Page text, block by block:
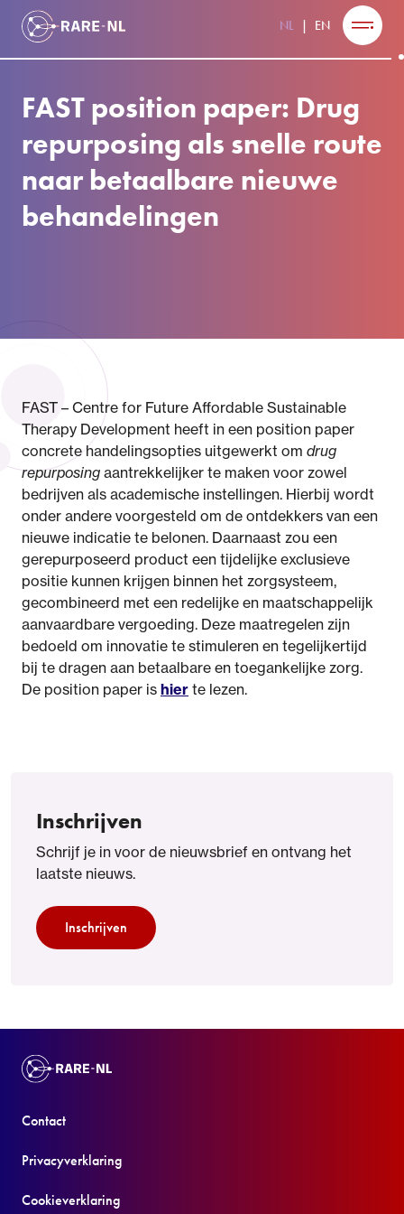
NL EN
FAST position paper: Drug
repurposing als snelle route
naar betaalbare nieuwe
behandelingen
FAST – Centre for Future Affordable Sustainable
Therapy Development heeft in een position paper
concrete handelingsopties uitgewerkt om drug
repurposing aantrekkelijker te maken voor zowel
bedrijven als academische instellingen. Hierbij wordt
onder andere voorgesteld om de ontdekkers van een
nieuwe indicatie te belonen. Daarnaast zou een
gerepurposeerd product een tijdelijke exclusieve
positie kunnen krijgen binnen het zorgsysteem,
gecombineerd met een redelijke en maatschappelijk
aanvaardbare vergoeding. Deze maatregelen zijn
bedoeld om innovatie te stimuleren en tegelijkertijd
bij te dragen aan betaalbare en toegankelijke zorg.
De position paper is hier te lezen.
Inschrijven
Schrijf je in voor de nieuwsbrief en ontvang het
laatste nieuws.
Inschrijven
Contact
Privacyverklaring
Cookieverklaring